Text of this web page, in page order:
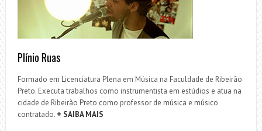
Plínio Ruas
Formado em Licenciatura Plena em Música na Faculdade de Ribeirão
Preto. Executa trabalhos como instrumentista em estúdios e atua na
cidade de Ribeirão Preto como professor de música e músico
contratado. + SAIBA MAIS